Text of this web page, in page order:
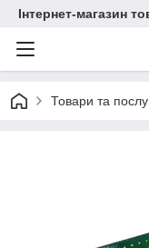
Інтернет-магазин
Товари та